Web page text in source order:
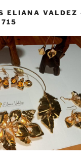
ELIANA VALDEZ